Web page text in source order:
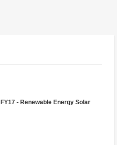
FY17 - Renewable Energy Solar